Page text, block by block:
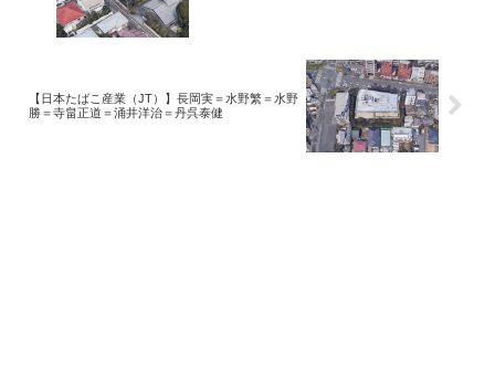
【日本たばこ産業（JT）】長岡実＝水野繁＝水野
勝＝寺畠正道＝涌井洋治＝丹呉泰健